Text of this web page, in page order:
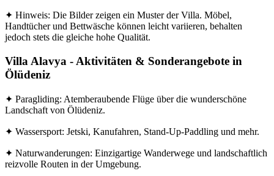
✦ Hinweis: Die Bilder zeigen ein Muster der Villa. Möbel,
Handtücher und Bettwäsche können leicht variieren, behalten
jedoch stets die gleiche hohe Qualität.
Villa Alavya - Aktivitäten & Sonderangebote in
Ölüdeniz
✦ Paragliding: Atemberaubende Flüge über die wunderschöne
Landschaft von Ölüdeniz.
✦ Wassersport: Jetski, Kanufahren, Stand-Up-Paddling und mehr.
✦ Naturwanderungen: Einzigartige Wanderwege und landschaftlich
reizvolle Routen in der Umgebung.